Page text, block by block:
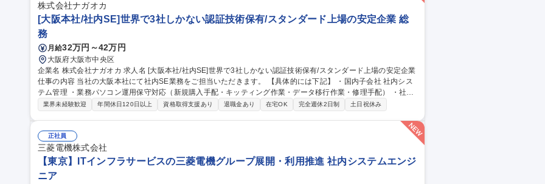
ドミニストレータ/社内SE/100人100通りのマッチングをITで支える
株式会社ナガオカ
[大阪本社/社内SE]世界で3社しかない認証技術保有/スタンダード上場の安定企業 総
務
月給32万円～42万円
大阪府大阪市中央区
企業名 株式会社ナガオカ 求人名 [大阪本社/社内SE]世界で3社しかない認証技術保有/スタンダード上場の安定企業
仕事の内容 当社の大阪本社にて社内SE業務をご担当いただきます。 【具体的には下記】 ・国内子会社 社内シス
テム管理 ・業務パソコン運用保守対応（新規購入手配・キッティング作業・データ移行作業・修理手配） ・社内
エンドユーザーのヘルプデスク対応 ・システム保守委託先ベンダーとの調整/発注手配 ・社内システム運用保守対
場の安定企業
業界未経験歓迎 年間休日120日以上 資格取得支援あり 退職金あり 在宅OK 完全週休2日制 土日祝休み
正社員
三菱電機株式会社
【東京】ITインフラサービスの三菱電機グループ展開・利用推進 社内システムエンジ
ニア